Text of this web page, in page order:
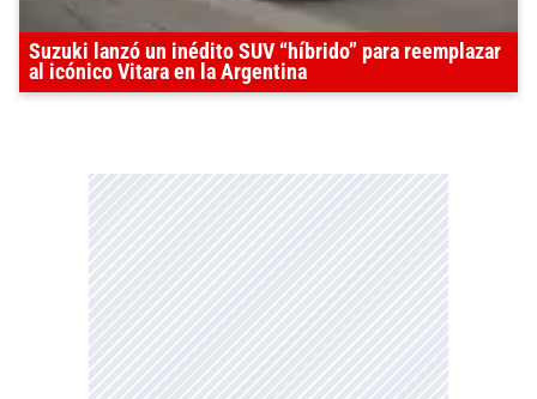
Suzuki lanzó un inédito SUV “híbrido” para reemplazar
al icónico Vitara en la Argentina